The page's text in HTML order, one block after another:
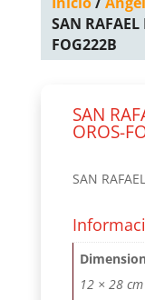
SAN RAFAEL
FOG222B
SAN
OROS-
SAN
12 × 28 cm